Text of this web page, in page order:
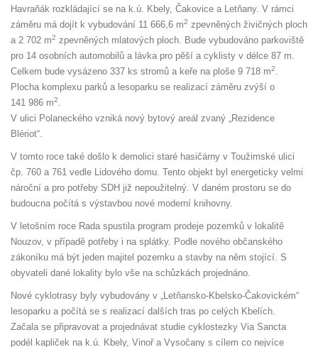
Havraňák rozkládající se na k.ú. Kbely, Čakovice a Letňany. V rámci
záměru má dojít k vybudování 11 666,6 m2 zpevněných živičných ploch
a 2 702 m2 zpevněných mlatových ploch. Bude vybudováno parkoviště
pro 14 osobních automobilů a lávka pro pěší a cyklisty v délce 87 m.
Celkem bude vysázeno 337 ks stromů a keře na ploše 9 718 m2.
Plocha komplexu parků a lesoparku se realizací záměru zvýší o
141 986 m2.
V ulici Polaneckého vzniká nový bytový areál zvaný „Rezidence
Blériot“.
V tomto roce také došlo k demolici staré hasičárny v Toužimské ulici
čp. 760 a 761 vedle Lidového domu. Tento objekt byl energeticky velmi
nároční a pro potřeby SDH již nepoužitelný. V daném prostoru se do
budoucna počítá s výstavbou nové moderní knihovny.
V letošním roce Rada spustila program prodeje pozemků v lokalitě
Nouzov, v případě potřeby i na splátky. Podle nového občanského
zákoníku má být jeden majitel pozemku a stavby na něm stojící. S
obyvateli dané lokality bylo vše na schůzkách projednáno.
Nové cyklotrasy byly vybudovány v „Letňansko-Kbelsko-Čakovickém“
lesoparku a počítá se s realizací dalších tras po celých Kbelích.
Začala se připravovat a projednávat studie cyklostezky Via Sancta
podél kapliček na k.ú. Kbely, Vinoř a Vysočany s cílem co nejvíce